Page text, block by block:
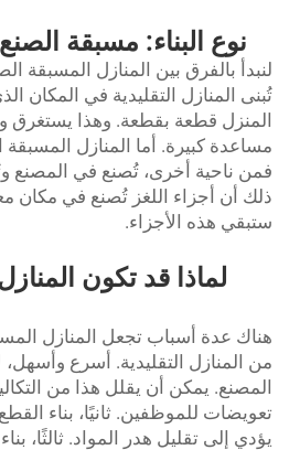
نوع البناء: مسبقة
لنبدأ بالفرق بين المنازل المسبقة
تُبنى المنازل التقليدية في المكان
المنزل قطعة بقطعة. وهذا يستغرق
مساعدة كبيرة. أما المنازل المسبقة
فمن ناحية أخرى، تُصنع في المصنع
ذلك أن أجزاء اللغز تُصنع في مكان
ستبقي هذه الأجزاء.
لماذا قد تكون
هناك عدة أسباب تجعل المنازل
من المنازل التقليدية. أسرع
المصنع. يمكن أن يقلل هذا من
تعويضات للموظفين. ثانيًا، بناء
يؤدي إلى تقليل هدر المواد. ثالثًا،